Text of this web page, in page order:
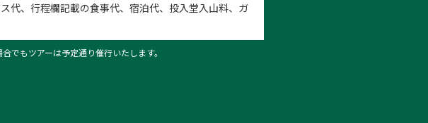
代、行程欄記載の食事代、宿泊代、投入堂入山料、ガ
でもツアーは予定通り催行いたします。